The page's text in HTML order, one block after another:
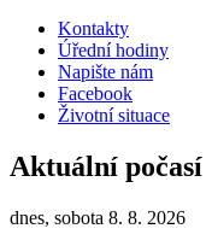
Kontakty
Úřední hodiny
Napište nám
Facebook
Životní situace
Aktuální počasí
dnes, sobota 8. 8. 2026